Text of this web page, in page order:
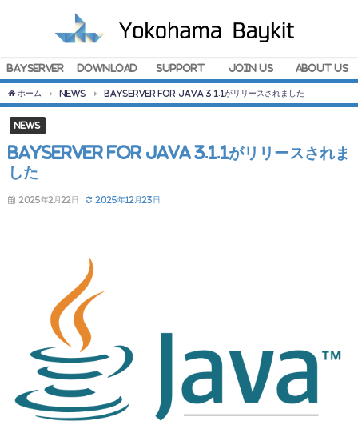
BayServer Download Support Join Us About Us
ホーム News BayServer for Java 3.1.1がリリースされました
News
BayServer for Java 3.1.1がリリースされま
した
2025年2月22日 2025年12月23日